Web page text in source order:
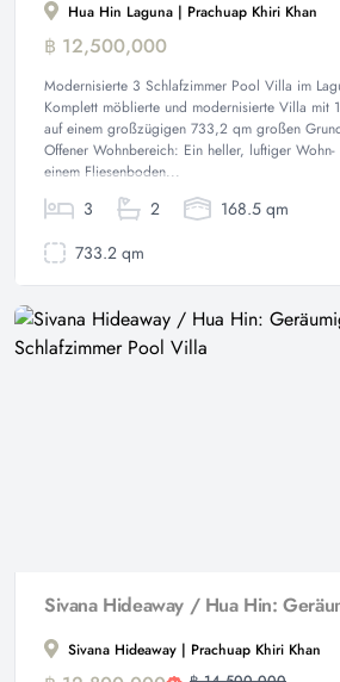
Hua Hin Laguna | Prachuap Khiri Khan
฿ 12,500,000
Modernisierte 3 Schlafzimmer Pool Villa im
Komplett möblierte und modernisierte Villa mit
auf einem großzügigen 733,2 qm großen
Offener Wohnbereich: Ein heller, luftiger
einem Fliesenboden...
3 2
168.5 qm
733.2 qm
Sivana Hideaway | Prachuap Khiri Khan